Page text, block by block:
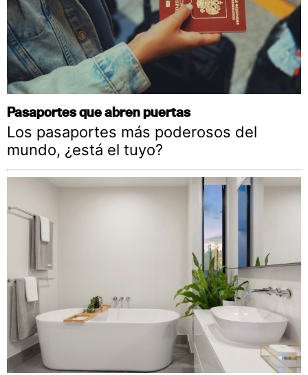
Pasaportes que abren puertas
Los pasaportes más poderosos del
mundo, ¿está el tuyo?